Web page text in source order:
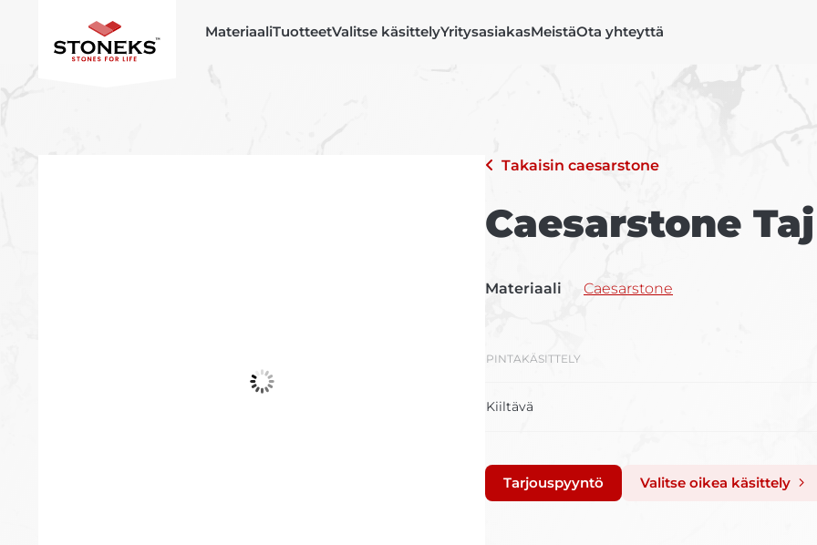
MateriaaliTuotteetValitse käsittelyYritysasiakasMeistäOta yhteyttä
Takaisin caesarstone
Caesarstone
Materiaali Caesarstone
PINTAKÄSITTELY
Kiiltävä
Tarjouspyyntö Valitse oikea käsittely